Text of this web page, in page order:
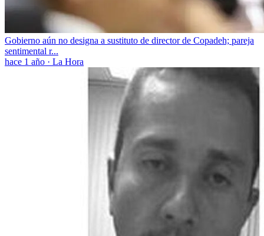
Gobierno aún no designa a sustituto de director de Copadeh; pareja
sentimental r...
hace 1 año · La Hora